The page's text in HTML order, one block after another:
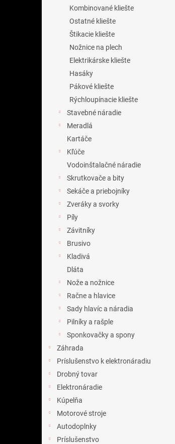
Kombinované kliešte
Ostatné kliešte
Štikacie kliešte
Nožnice na plech
Elektrikárske kliešte
Hasáky
Pákové kliešte
Rýchloupínacie kliešte
Stavebné náradie
Meradlá
Kartáče
Kľúče
Vodoinštalačné náradie
Skrutkovače a bity
Sekáče a priebojníky
Zveráky a svorky
Píly
Závitníky
Brusivo
Kladivá
Dláta
Nože a nožnice
Račne a hlavice
Sady hlavíc a náradia
Pilníky a rašple
Sponkovačky a spony
Záhrada
Príslušenstvo k elektronáradiu
Drobný tovar
Elektronáradie
Kúpelňa
Motorové stroje
Autodoplnky
Príslušenstvo